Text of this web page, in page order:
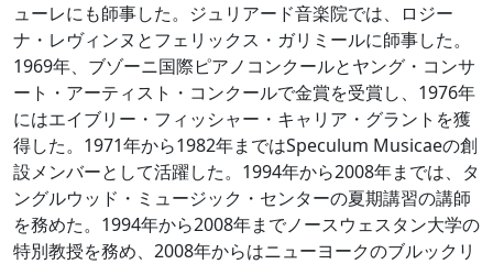
ューレにも師事した。ジュリアード音楽院では、ロジー
ナ・レヴィンヌとフェリックス・ガリミールに師事した。
1969年、ブゾーニ国際ピアノコンクールとヤング・コンサ
ート・アーティスト・コンクールで金賞を受賞し、1976年
にはエイブリー・フィッシャー・キャリア・グラントを獲
得した。1971年から1982年まではSpeculum Musicaeの創
設メンバーとして活躍した。1994年から2008年までは、タ
ングルウッド・ミュージック・センターの夏期講習の講師
を務めた。1994年から2008年までノースウェスタン大学の
特別教授を務め、2008年からはニューヨークのブルックリ